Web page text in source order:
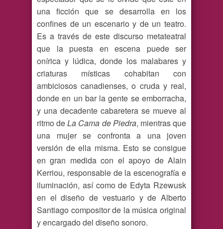
una ficción que se desarrolla en los
confines de un escenario y de un teatro.
Es a través de este discurso metateatral
que la puesta en escena puede ser
onírica y lúdica, donde los malabares y
criaturas místicas cohabitan con
ambiciosos canadienses, o cruda y real,
donde en un bar la gente se emborracha,
y una decadente cabaretera se mueve al
ritmo deLa Cama de Piedra, mientras que
una mujer se confronta a una joven
versión de ella misma. Esto se consigue
en gran medida con el apoyo de Alain
Kerriou, responsable de la escenografía e
iluminación, así como de Edyta Rzewusk
en el diseño de vestuario y de Alberto
Santiago compositor de la música original
y encargado del diseño sonoro.